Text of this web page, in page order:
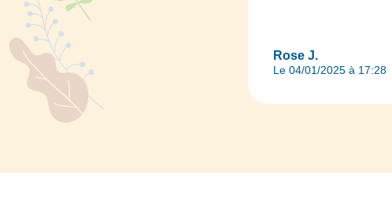
Rose J.
Le 04/01/2025 à 17:28